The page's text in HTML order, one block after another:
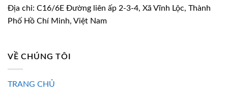
Địa chỉ: C16/6E Đường liên ấp 2-3-4, Xã Vĩnh Lộc, Thành
Phố Hồ Chí Minh, Việt Nam
VỀ CHÚNG TÔI
TRANG CHỦ